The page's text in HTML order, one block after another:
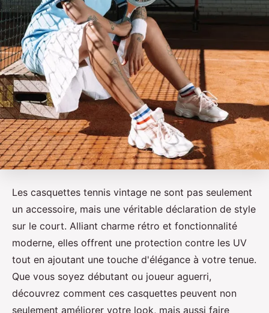
Les casquettes tennis vintage ne sont pas seulement
un accessoire, mais une véritable déclaration de style
sur le court. Alliant charme rétro et fonctionnalité
moderne, elles offrent une protection contre les UV
tout en ajoutant une touche d'élégance à votre tenue.
Que vous soyez débutant ou joueur aguerri,
découvrez comment ces casquettes peuvent non
seulement améliorer votre look, mais aussi faire